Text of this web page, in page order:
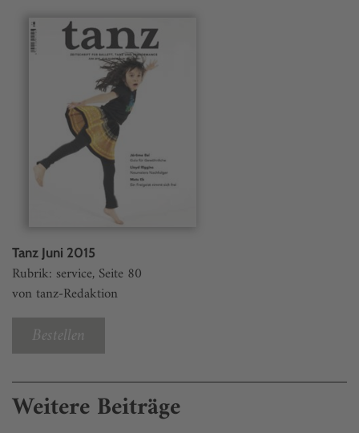
Tanz Juni 2015
Rubrik: service, Seite 80
von tanz-Redaktion
Bestellen
Weitere Beiträge